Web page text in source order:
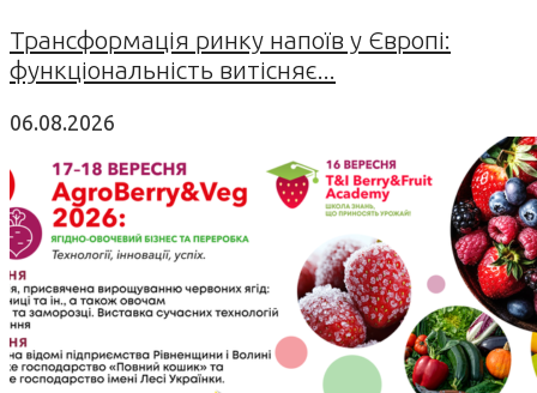
Трансформація ринку напоїв у Європі:
функціональність витісняє...
06.08.2026